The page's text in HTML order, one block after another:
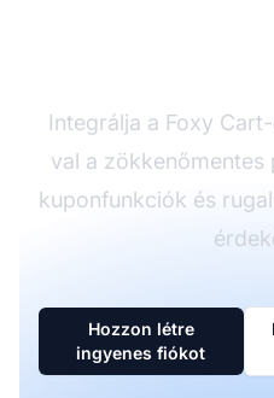
Integrálja a Foxy
val a
kuponfunkciók és
Hozzon létre
ingyenes fiókot